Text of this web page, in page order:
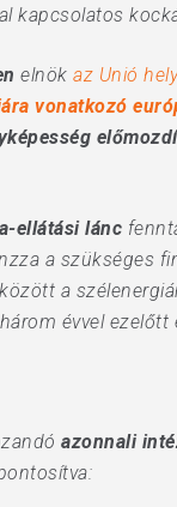
kapcsolatos
elnök az Unió
vonatkozó
ellátási lánc
a szükséges
a
évvel
azonnali